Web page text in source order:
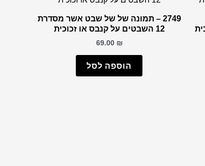
2749 – תמונה של של שבט אשר מסדרת
12 השבטים על קנבס או זכוכית
69.00 ₪
הוספה לסל